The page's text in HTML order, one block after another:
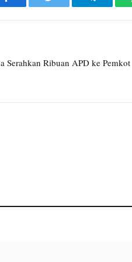
Facebook Twitter Telegram
Serahkan Ribuan APD ke Pemkot